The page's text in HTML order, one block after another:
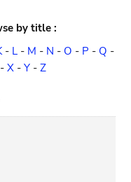
by title :
- L- M - N - O - P - Q -
- X - Y - Z